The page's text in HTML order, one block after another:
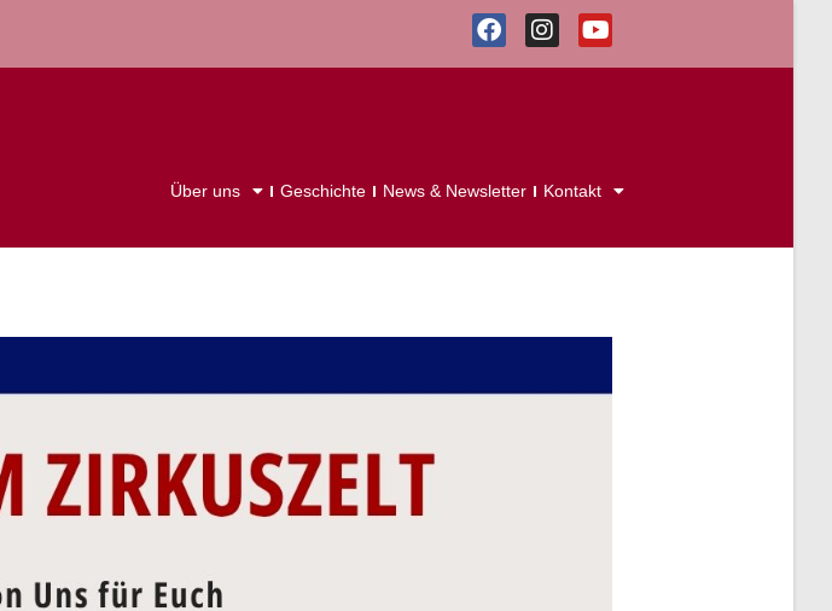
Über uns Geschichte News & Newsletter Kontakt